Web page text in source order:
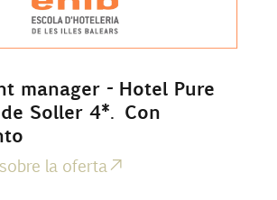
manager - Hotel Pure
Soller 4*. Con
la oferta